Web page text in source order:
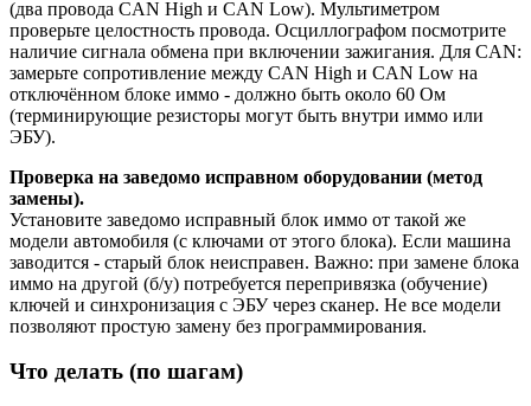
(два провода CAN High и CAN Low). Мультиметром
проверьте целостность провода. Осциллографом посмотрите
наличие сигнала обмена при включении зажигания. Для CAN:
замерьте сопротивление между CAN High и CAN Low на
отключённом блоке иммо - должно быть около 60 Ом
(терминирующие резисторы могут быть внутри иммо или
ЭБУ).
Проверка на заведомо исправном оборудовании (метод
замены).
Установите заведомо исправный блок иммо от такой же
модели автомобиля (с ключами от этого блока). Если машина
заводится - старый блок неисправен. Важно: при замене блока
иммо на другой (б/у) потребуется перепривязка (обучение)
ключей и синхронизация с ЭБУ через сканер. Не все модели
позволяют простую замену без программирования.
Что делать (по шагам)